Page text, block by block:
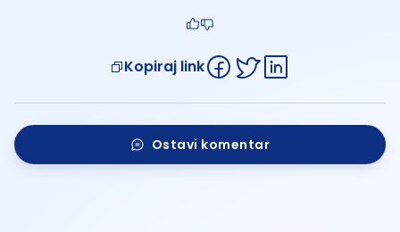
Kopiraj link
Ostavi komentar